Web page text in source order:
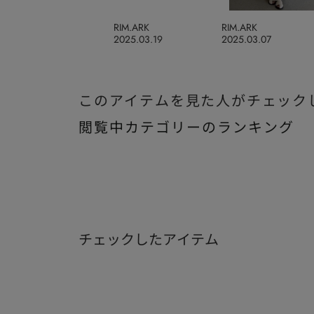
2025.03.19
RIM.ARK
2025.03.07
RIM.ARK
このアイテムを見た人がチェック
閲覧中カテゴリーのランキング
チェックしたアイテム